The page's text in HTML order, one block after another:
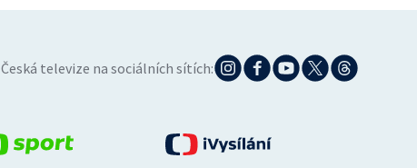
Česká televize na sociálních sítích: